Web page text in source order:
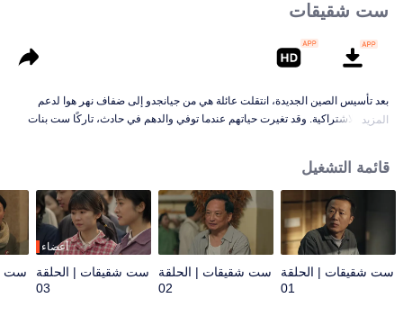
ست شقيقات
بعد تأسيس الصين الجديدة، انتقلت عائلة هي من جيانجدو إلى ضفاف نهر هوا لدعم
التنمية الاشتراكية. وقد تغيرت حياتهم عندما توفي والدهم في حادث، تاركًا ست بنات
المزيد
قائمة التشغيل
ست شقيقات | الحلقة
01
ست شقيقات | الحلقة
02
أعضاء
ست شقيقات | الحلقة
03
ست